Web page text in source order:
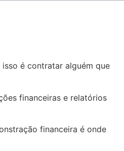
é contratar alguém que
financeiras e relatórios
financeira é onde